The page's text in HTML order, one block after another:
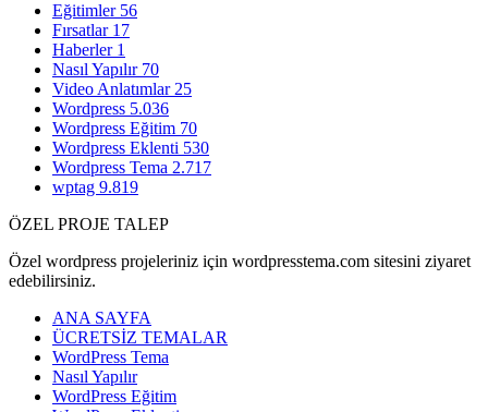
Eğitimler 56
Fırsatlar 17
Haberler 1
Nasıl Yapılır 70
Video Anlatımlar 25
Wordpress 5.036
Wordpress Eğitim 70
Wordpress Eklenti 530
Wordpress Tema 2.717
wptag 9.819
ÖZEL PROJE TALEP
Özel wordpress projeleriniz için wordpresstema.com sitesini ziyaret
edebilirsiniz.
ANA SAYFA
ÜCRETSİZ TEMALAR
WordPress Tema
Nasıl Yapılır
WordPress Eğitim